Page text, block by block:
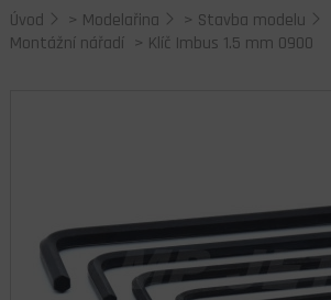
Úvod > Modelařina > Stavba modelu
Montážní nářadí > Klíč Imbus 1.5 mm 0900